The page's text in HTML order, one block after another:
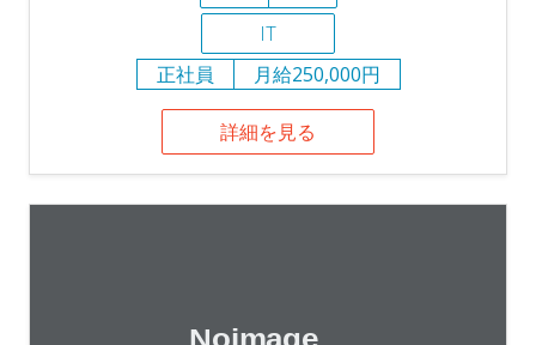
IT
正社員
月給250,000円
詳細を見る